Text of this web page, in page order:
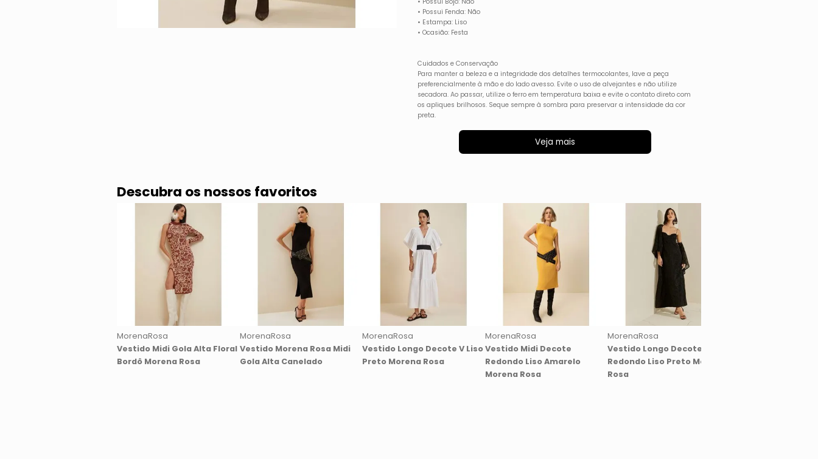
• Possui Fenda: Não
• Estampa: Liso
• Ocasião: Festa
Cuidados e Conservação
Para manter a beleza e a integridade dos detalhes termocolantes, lave a peça
preferencialmente à mão e do lado avesso. Evite o uso de alvejantes e não utilize
secadora. Ao passar, utilize o ferro em temperatura baixa e evite o contato direto com
os apliques brilhosos. Seque sempre à sombra para preservar a intensidade da cor
preta.
Veja mais
Descubra os nossos favoritos
MorenaRosa
Vestido Midi Gola Alta Floral
Bordô Morena Rosa
MorenaRosa
Vestido Morena Rosa Midi
Gola Alta Canelado
MorenaRosa
Vestido Longo Decote V Liso
Preto Morena Rosa
MorenaRosa
Vestido Midi Decote
Redondo Liso Amarelo
Morena Rosa
MorenaRosa
Vestido Longo Decote
Redondo Liso Preto Morena
Rosa